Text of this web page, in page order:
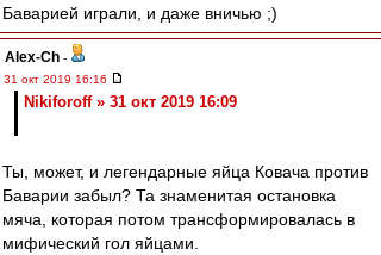
Баварией играли, и даже вничью ;)
Alex-Ch -
31 окт 2019 16:16
Nikiforoff » 31 окт 2019 16:09
Ты, может, и легендарные яйца Ковача против
Баварии забыл? Та знаменитая остановка
мяча, которая потом трансформировалась в
мифический гол яйцами.